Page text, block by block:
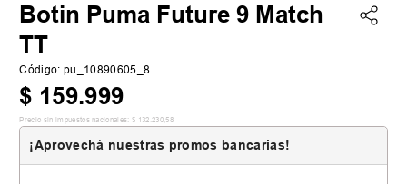
Botin Puma Future 9 Match
TT
Código: pu_10890605_8
$ 159.999
Precio sin impuestos nacionales: $ 132 .230,58
¡Aprovechá nuestras promos bancarias!